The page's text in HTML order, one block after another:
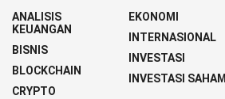
ANALISIS
KEUANGAN
BISNIS
BLOCKCHAIN
CRYPTO
EKONOMI
INTERNASIONAL
INVESTASI
INVESTASI SAHAM